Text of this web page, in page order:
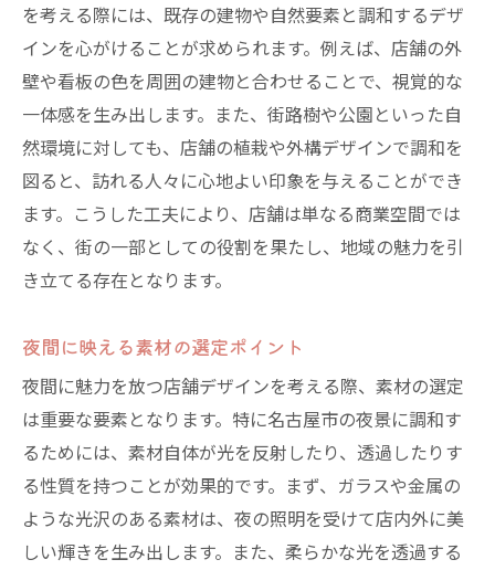
を考える際には、既存の建物や自然要素と調和するデザ
インを心がけることが求められます。例えば、店舗の外
壁や看板の色を周囲の建物と合わせることで、視覚的な
一体感を生み出します。また、街路樹や公園といった自
然環境に対しても、店舗の植栽や外構デザインで調和を
図ると、訪れる人々に心地よい印象を与えることができ
ます。こうした工夫により、店舗は単なる商業空間では
なく、街の一部としての役割を果たし、地域の魅力を引
き立てる存在となります。
夜間に映える素材の選定ポイント
夜間に魅力を放つ店舗デザインを考える際、素材の選定
は重要な要素となります。特に名古屋市の夜景に調和す
るためには、素材自体が光を反射したり、透過したりす
る性質を持つことが効果的です。まず、ガラスや金属の
ような光沢のある素材は、夜の照明を受けて店内外に美
しい輝きを生み出します。また、柔らかな光を透過する